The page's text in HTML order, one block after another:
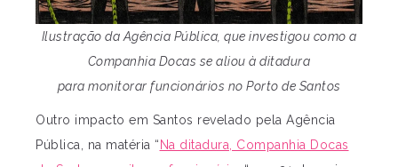
Ilustração da Agência Pública, que investigou como a
Companhia Docas se aliou à ditadura
para monitorar funcionários no Porto de Santos
Outro impacto em Santos revelado pela Agência
Pública, na matéria “ Na ditadura, Companhia Docas